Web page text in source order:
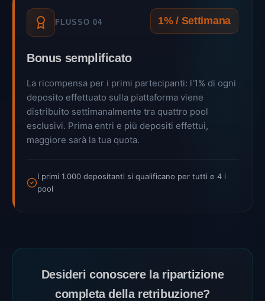
FLUSSO 04 1% / Settimana
Bonus semplificato
La ricompensa per i primi partecipanti: l'1% di ogni
deposito effettuato sulla piattaforma viene
distribuito settimanalmente tra quattro pool
esclusivi. Prima entri e più depositi effettui,
maggiore sarà la tua quota.
I primi 1.000 depositanti si qualificano per tutti e 4 i
pool
Desideri conoscere la ripartizione
completa della retribuzione?